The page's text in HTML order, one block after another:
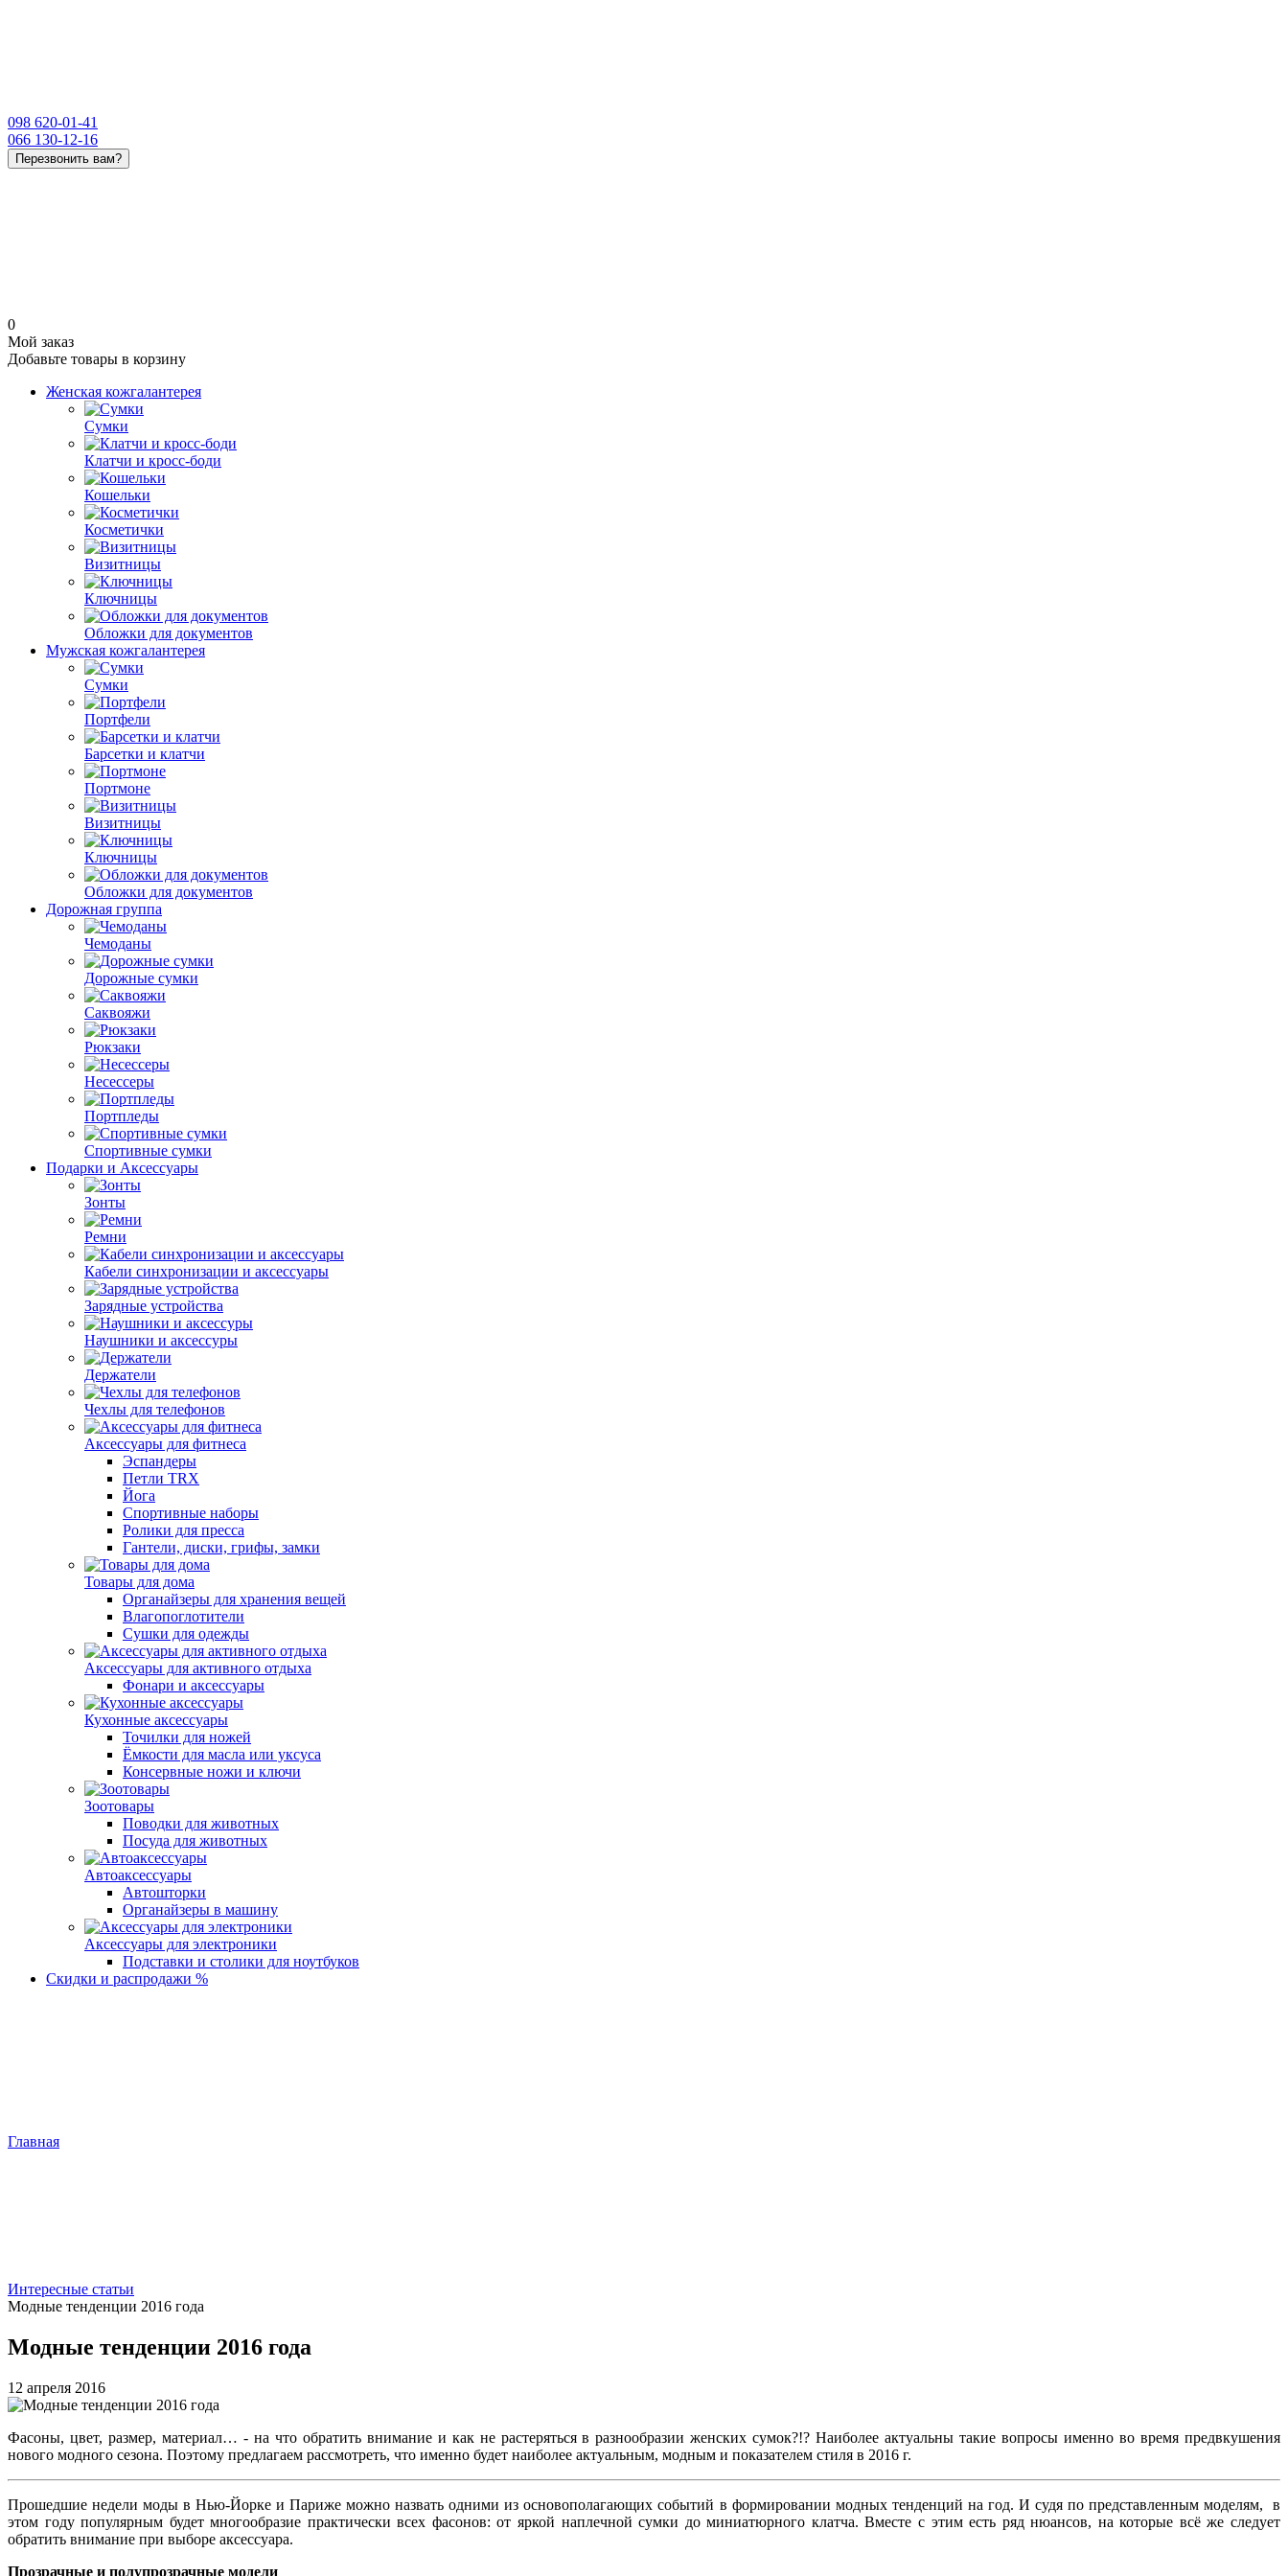
098 620-01-41
066 130-12-16
Перезвонить вам?
0
Мой заказ
Добавьте товары в корзину
Женская кожгалантерея
Сумки
Клатчи и кросс-боди
Кошельки
Косметички
Визитницы
Ключницы
Обложки для документов
Мужская кожгалантерея
Сумки
Портфели
Барсетки и клатчи
Портмоне
Визитницы
Ключницы
Обложки для документов
Дорожная группа
Чемоданы
Дорожные сумки
Саквояжи
Рюкзаки
Несессеры
Портпледы
Спортивные сумки
Подарки и Аксессуары
Зонты
Ремни
Кабели синхронизации и аксессуары
Зарядные устройства
Наушники и аксессуры
Держатели
Чехлы для телефонов
Аксессуары для фитнеса
Эспандеры
Петли TRX
Йога
Спортивные наборы
Ролики для пресса
Гантели, диски, грифы, замки
Товары для дома
Органайзеры для хранения вещей
Влагопоглотители
Сушки для одежды
Аксессуары для активного отдыха
Фонари и аксессуары
Кухонные аксессуары
Точилки для ножей
Ёмкости для масла или уксуса
Консервные ножи и ключи
Зоотовары
Поводки для животных
Посуда для животных
Автоаксессуары
Автошторки
Органайзеры в машину
Аксессуары для электроники
Подставки и столики для ноутбуков
Скидки и распродажи %
Главная
Интересные статьи
Модные тенденции 2016 года
Модные тенденции 2016 года
12 апреля 2016
Фасоны, цвет, размер, материал… - на что обратить внимание и как не растеряться в разнообразии женских сумок?!? Наиболее актуальны такие вопросы именно во время предвкушения
нового модного сезона. Поэтому предлагаем рассмотреть, что именно будет наиболее актуальным, модным и показателем стиля в 2016 г.
Прошедшие недели моды в Нью-Йорке и Париже можно назвать одними из основополагающих событий в формировании модных тенденций на год. И судя по представленным моделям, в
этом году популярным будет многообразие практически всех фасонов: от яркой наплечной сумки до миниатюрного клатча. Вместе с этим есть ряд нюансов, на которые всё же следует
обратить внимание при выборе аксессуара.
Прозрачные и полупрозрачные модели